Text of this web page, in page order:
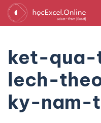
ket-qua-
lech-
ky-nam-